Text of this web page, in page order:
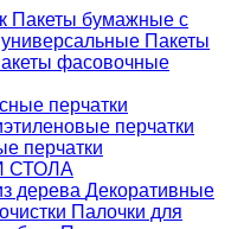
Пакеты бумажные с
Пакеты
фасовочные
перчатки
перчатки
перчатки
СТОЛА
дерева Декоративные
Палочки для